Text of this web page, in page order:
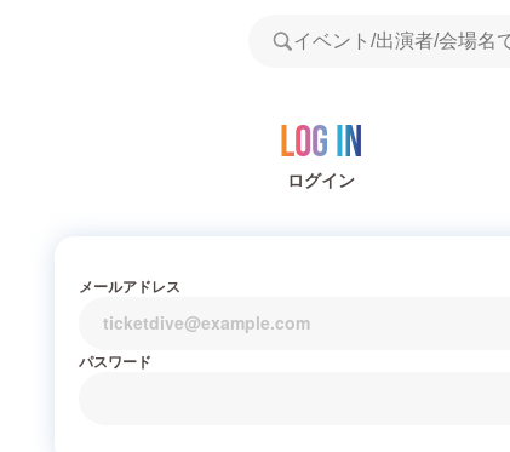
Log in
ログイン
メールアドレス
パスワード